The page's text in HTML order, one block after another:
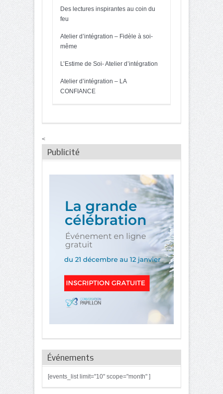
Des lectures inspirantes au coin du
feu
Atelier d’intégration – Fidèle à soi-
même
L’Estime de Soi- Atelier d’intégration
Atelier d’intégration – LA
CONFIANCE
<
Publicité
Événements
[events_list limit="10" scope="month" ]